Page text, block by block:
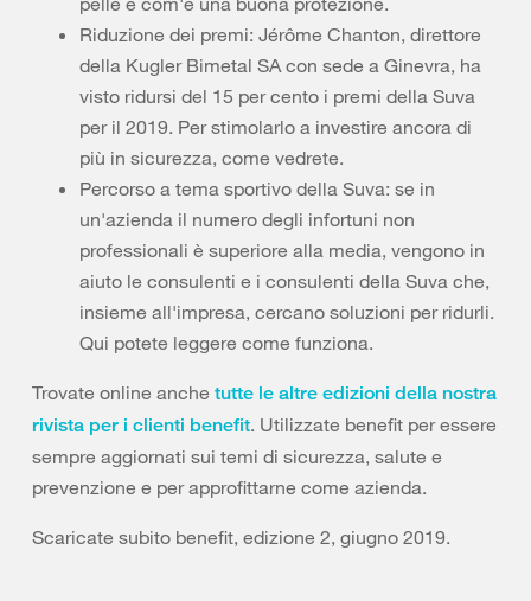
Riduzione dei premi: Jérôme Chanton, direttore
della Kugler Bimetal SA con sede a Ginevra, ha
visto ridursi del 15 per cento i premi della Suva
per il 2019. Per stimolarlo a investire ancora di
più in sicurezza, come vedrete.
Percorso a tema sportivo della Suva: se in
un'azienda il numero degli infortuni non
professionali è superiore alla media, vengono in
aiuto le consulenti e i consulenti della Suva che,
insieme all'impresa, cercano soluzioni per ridurli.
Qui potete leggere come funziona.
Trovate online anche tutte le altre edizioni della nostra
rivista per i clienti benefit. Utilizzate benefit per essere
sempre aggiornati sui temi di sicurezza, salute e
prevenzione e per approfittarne come azienda.
Scaricate subito benefit, edizione 2, giugno 2019.